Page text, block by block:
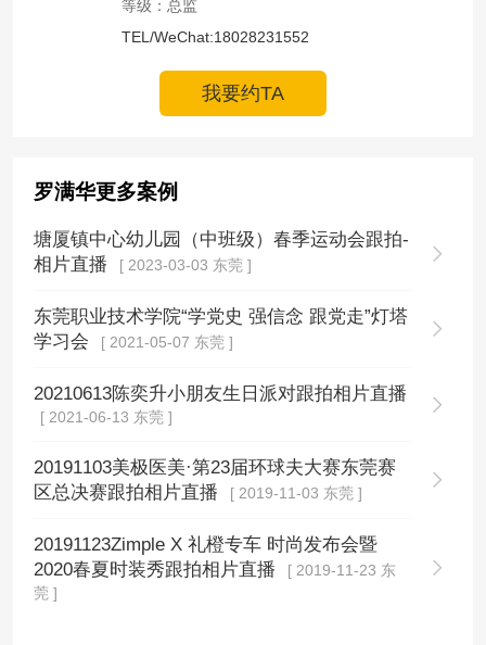
等级：总监
TEL/WeChat:18028231552
我要约TA
罗满华更多案例
塘厦镇中心幼儿园（中班级）春季运动会跟拍-
相片直播
[ 2023-03-03 东莞 ]
东莞职业技术学院“学党史 强信念 跟党走”灯塔
学习会
[ 2021-05-07 东莞 ]
20210613陈奕升小朋友生日派对跟拍相片直播
[ 2021-06-13 东莞 ]
20191103美极医美·第23届环球夫大赛东莞赛
区总决赛跟拍相片直播
[ 2019-11-03 东莞 ]
20191123Zimple X 礼橙专车 时尚发布会暨
2020春夏时装秀跟拍相片直播
[ 2019-11-23 东
莞 ]